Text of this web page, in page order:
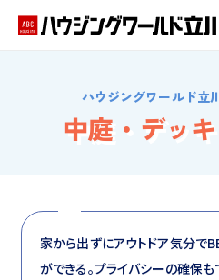
住宅会社・ハウスメーカー
好みからモデルハウスを探す
住まいづくりお役立ち情報
ハウジングワールド
中庭・デッ
家から出ずにアウトドア気分で
ができる。プライバシーの確保も